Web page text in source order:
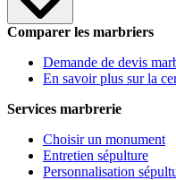
Comparer les marbriers
Demande de devis
En savoir plus sur la
Services marbrerie
Choisir un monument
Entretien sépulture
Personnalisation